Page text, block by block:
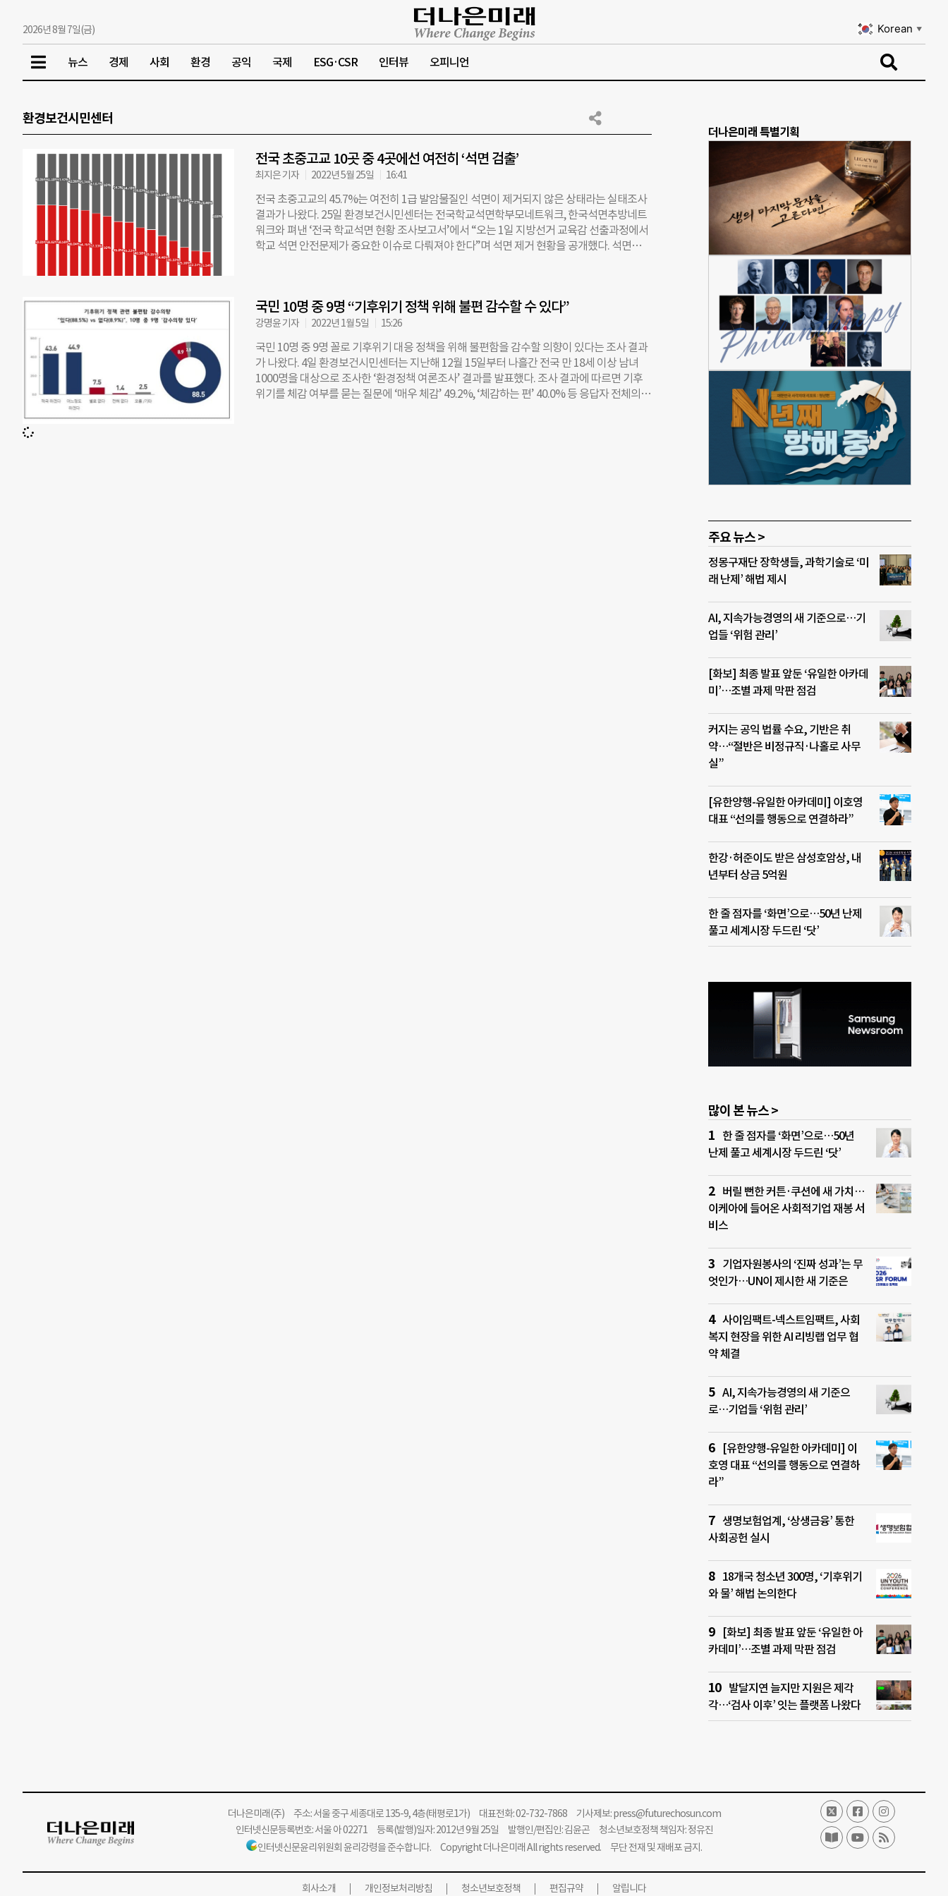
2026년 8월 7일(금) Korean ▼
뉴스 경제 사회 환경 공익 국제 ESG·CSR 인터뷰 오피니언
환경보건시민센터
전국 초중고교 10곳 중 4곳에선 여전히 ‘석면 검출’
최지은 기자 2022년 5월 25일 16:41
전국 초중고교의 45.7%는 여전히 1급 발암물질인 석면이 제거되지 않은 상태라는 실태조사
결과가 나왔다. 25일 환경보건시민센터는 전국학교석면학부모네트워크, 한국석면추방네트
워크와 펴낸 ‘전국 학교석면 현황 조사보고서’에서 “오는 1일 지방선거 교육감 선출과정에서
학교 석면 안전문제가 중요한 이슈로 다뤄져야 한다”며 석면 제거 현황을 공개했다. 석면은
작업이 시작됐다. 2027년까지 모두 제거하는 것을 목표로 전국 시도교육청이 과제를 추진 중
이다. 매년 2827억원씩 총 2조8270억원을 교부한다. 하지만 보고서는 “최근 2~3년 동안 코
로나19 등을 이유로 학교 석면철거과정에 대한 감시가 소홀하거나 형식적으로 이뤄지는 경
우가 적지 않다”며 “특히 사립학교의 경우 아예 감시체계에서 벗어나 있다”고 지적했다. 현재
전국 1만1946개 초중고 중 5454곳(45.7%)은 아직 석면철거작업을 하지 않았다. 지역과 학교
급별로도 추진 속도 차이가 크다. 지역(교육청)별로는 전남 학교 59%에 아직 석면이 남아있
어 비율이 가장 높다. 석면 학교 비율이 절반이 넘는 곳은 경남(58.8%), 서울(58.6%), 충북
국민 10명 중 9명 “기후위기 정책 위해 불편 감수할 수 있다”
강명윤 기자 2022년 1월 5일 15:26
국민 10명 중 9명 꼴로 기후위기 대응 정책을 위해 불편함을 감수할 의향이 있다는 조사 결과
가 나왔다. 4일 환경보건시민센터는 지난해 12월 15일부터 나흘간 전국 만 18세 이상 남녀
1000명을 대상으로 조사한 ‘환경정책 여론조사’ 결과를 발표했다. 조사 결과에 따르면 기후
위기를 체감 여부를 묻는 질문에 ‘매우 체감’ 49.2%, ‘체감하는 편’ 40.0% 등 응답자 전체의
더나은미래 특별기획
주요 뉴스 >
정몽구재단 장학생들, 과학기술로 ‘미
래 난제’ 해법 제시
AI, 지속가능경영의 새 기준으로…기
업들 ‘위험 관리’
[화보] 최종 발표 앞둔 ‘유일한 아카데
미’…조별 과제 막판 점검
커지는 공익 법률 수요, 기반은 취
약…“절반은 비정규직·나홀로 사무
실”
[유한양행-유일한 아카데미] 이호영
대표 “선의를 행동으로 연결하라”
한강·허준이도 받은 삼성호암상, 내
년부터 상금 5억원
한 줄 점자를 ‘화면’으로…50년 난제
풀고 세계시장 두드린 ‘닷’
많이 본 뉴스 >
한 줄 점자를 ‘화면’으로…50년
난제 풀고 세계시장 두드린 ‘닷’
버릴 뻔한 커튼·쿠션에 새 가치…
이케아에 들어온 사회적기업 재봉 서
비스
기업자원봉사의 ‘진짜 성과’는 무
엇인가…UN이 제시한 새 기준은
사이임팩트-넥스트임팩트, 사회
복지 현장을 위한 AI 리빙랩 업무 협
약 체결
AI, 지속가능경영의 새 기준으
로…기업들 ‘위험 관리’
[유한양행-유일한 아카데미] 이
호영 대표 “선의를 행동으로 연결하
라”
생명보험업계, ‘상생금융’ 통한
사회공헌 실시
18개국 청소년 300명, ‘기후위기
와 물’ 해법 논의한다
[화보] 최종 발표 앞둔 ‘유일한 아
카데미’…조별 과제 막판 점검
발달지연 늘지만 지원은 제각
각…‘검사 이후’ 잇는 플랫폼 나왔다
더나은미래(주)주소: 서울 중구 세종대로 135-9, 4층(태평로1가) 대표전화: 02-732-7868 기사제보:press@futurechosun.com
인터넷신문등록번호: 서울 아 02271 등록(발행)일자: 2012년 9월 25일 발행인/편집인: 김윤곤 청소년보호정책 책임자: 정유진
인터넷신문윤리위원회 윤리강령을 준수합니다. Copyright 더나은미래 All rights reserved. 무단 전재 및 재배포 금지.
회사소개 개인정보처리방침 청소년보호정책 편집규약 알립니다